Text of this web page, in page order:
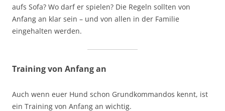
aufs Sofa? Wo darf er spielen? Die Regeln sollten von
Anfang an klar sein – und von allen in der Familie
eingehalten werden.
Training von Anfang an
Auch wenn euer Hund schon Grundkommandos kennt, ist
ein Training von Anfang an wichtig.